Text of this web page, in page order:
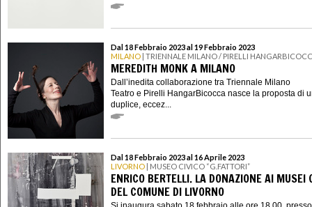
Dal 18 Febbraio 2023 al 19 Febbraio 2023
MILANO | TRIENNALE MILANO / PIRELLI
MEREDITH MONK A MILANO
Dall’inedita collaborazione tra Triennale Milano
Teatro e Pirelli HangarBicocca nasce la proposta di
duplice, eccez...
Dal 18 Febbraio 2023 al 16 Aprile 2023
LIVORNO | MUSEO CIVICO “G.FATTORI”
ENRICO BERTELLI. LA DONAZIONE AI MUSEI
DEL COMUNE DI LIVORNO